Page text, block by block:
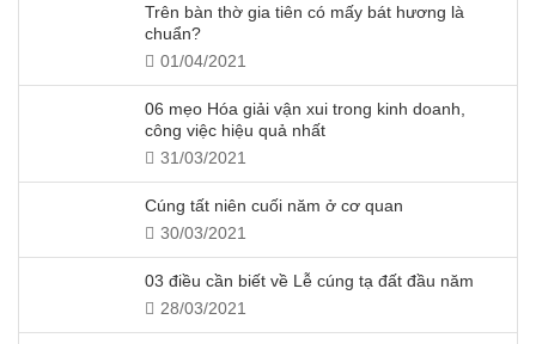
Trên bàn thờ gia tiên có mấy bát hương là
chuẩn?
01/04/2021
06 mẹo Hóa giải vận xui trong kinh doanh,
công việc hiệu quả nhất
31/03/2021
Cúng tất niên cuối năm ở cơ quan
30/03/2021
03 điều cần biết về Lễ cúng tạ đất đầu năm
28/03/2021